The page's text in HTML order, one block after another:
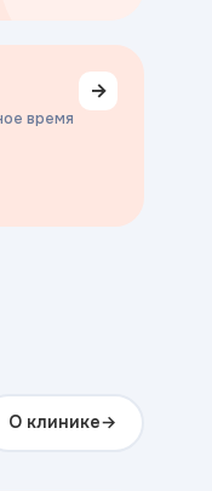
время
→
О клинике